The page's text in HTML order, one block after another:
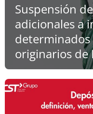
Suspensión
adicionales a
originarios de